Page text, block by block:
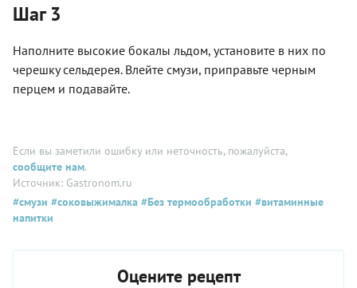
Шаг 3
Наполните высокие бокалы льдом, установите в них по
черешку сельдерея. Влейте смузи, приправьте черным
перцем и подавайте.
Если вы заметили ошибку или неточность, пожалуйста,
сообщите нам.
Источник: Gastronom.ru
#смузи #соковыжималка #Без термообработки #витаминные
напитки
Оцените рецепт